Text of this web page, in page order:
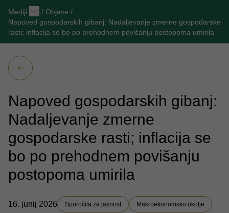
Mediji / Objave /
Napoved gospodarskih gibanj: Nadaljevanje zmerne gospodarske
rasti; inflacija se bo po prehodnem povišanju postopoma umirila
Napoved gospodarskih gibanj:
Nadaljevanje zmerne
gospodarske rasti; inflacija se
bo po prehodnem povišanju
postopoma umirila
16. junij 2026 Sporočila za javnost Makroekonomsko okolje